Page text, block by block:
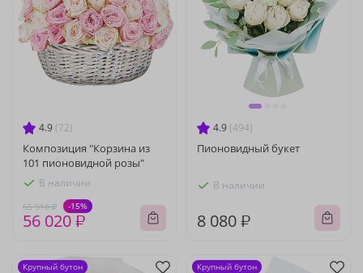
4.9 (72)
Композиция "Корзина из
101 пионовидной розы"
В наличии
65 910 ₽ -15%
56 020 ₽
4.9 (494)
Пионовидный букет
В наличии
8 080 ₽
Крупный бутон Крупный бутон